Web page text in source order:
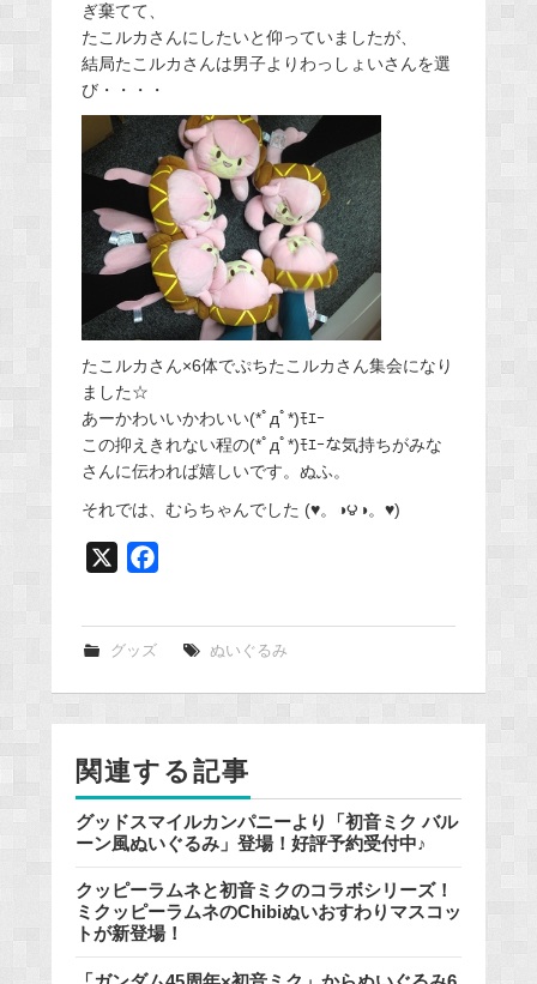
ぎ棄てて、
たこルカさんにしたいと仰っていましたが、
結局たこルカさんは男子よりわっしょいさんを選
び・・・・
たこルカさん×6体でぷちたこルカさん集会になり
ました☆
あーかわいいかわいい(*ﾟдﾟ*)ﾓｴｰ
この抑えきれない程の(*ﾟдﾟ*)ﾓｴｰな気持ちがみな
さんに伝われば嬉しいです。ぬふ。
それでは、むらちゃんでした (♥。◑౪◑。♥)
o
k
グッズ ぬいぐるみ
関連する記事
グッドスマイルカンパニーより「初音ミク バル
ーン風ぬいぐるみ」登場！好評予約受付中♪
クッピーラムネと初音ミクのコラボシリーズ！
ミクッピーラムネのChibiぬいおすわりマスコッ
トが新登場！